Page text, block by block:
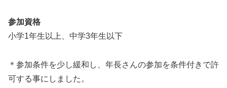
参加資格
小学1年生以上、中学3年生以下
＊参加条件を少し緩和し、年長さんの参加を条件付きで許
可する事にしました。